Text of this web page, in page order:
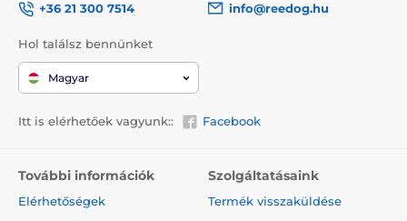
Használati utasítás
Megjegyzés: A kép csak illusztráció.
változhatnak. A képek csak illusztrációk.
A termék a következő kategóriákba sorolt
+36 21 300 7514
info@reedog.hu
Hol találsz bennünket
Magyar
Itt is elérhetőek vagyunk:: Facebook
További információk
Elérhetőségek
Szolgáltatásaink
Termék visszaküldése